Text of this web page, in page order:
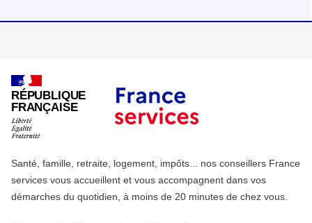
RÉPUBLIQUE
FRANÇAISE
Santé, famille, retraite, logement, impôts... nos conseillers France
services vous accueillent et vous accompagnent dans vos
démarches du quotidien, à moins de 20 minutes de chez vous.